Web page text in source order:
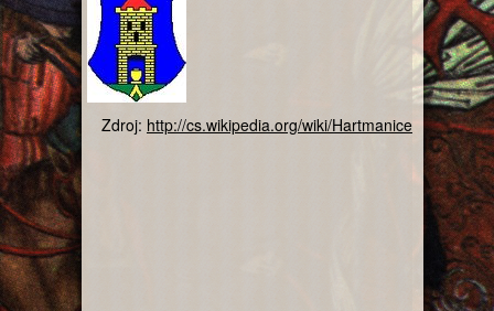
Zdroj: http://cs.wikipedia.org/wiki/Hartmanice